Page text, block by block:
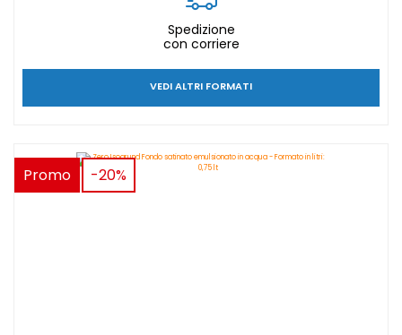
Spedizione
con corriere
VEDI ALTRI FORMATI
Promo -20%